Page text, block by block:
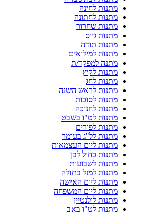
מתנות לחינה
מתנות לחתונה
מתנות שחרור
מתנות גיוס
מתנות תודה
מתנות למילואים
מתנה למפקד/ת
מתנות לקיץ
מתנות לחג
מתנות לראש השנה
מתנות לסוכות
מתנות לחנוכה
מתנות לט"ו בשבט
מתנות לפורים
מתנות לל"ג בעומר
מתנות ליום העצמאות
מתנות כחול לבן
מתנות לשבועות
מתנות למזל בתולה
מתנות ליום האישה
מתנות ליום המשפחה
מתנות לולנטיין
מתנות לט"ו באב